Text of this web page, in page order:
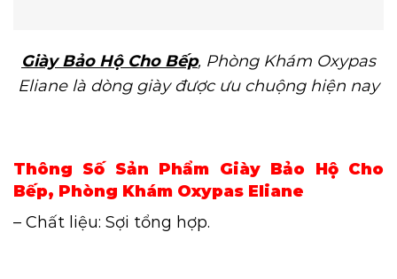
Giày Bảo Hộ Cho Bếp, Phòng Khám Oxypas
Eliane là dòng giày được ưu chuộng hiện nay
Thông Số Sản Phẩm Giày Bảo Hộ Cho
Bếp, Phòng Khám Oxypas Eliane
– Chất liệu: Sợi tổng hợp.